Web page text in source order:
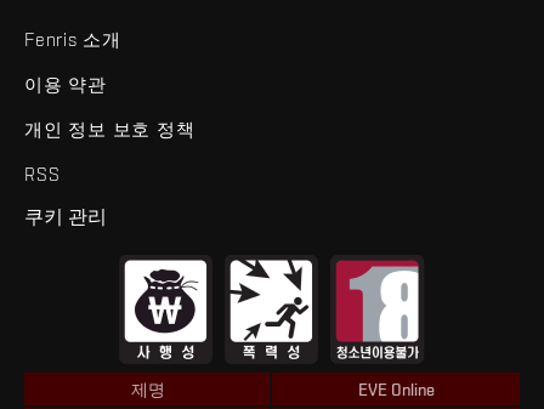
Fenris 소개
이용 약관
개인 정보 보호 정책
RSS
쿠키 관리
제명 EVE Online